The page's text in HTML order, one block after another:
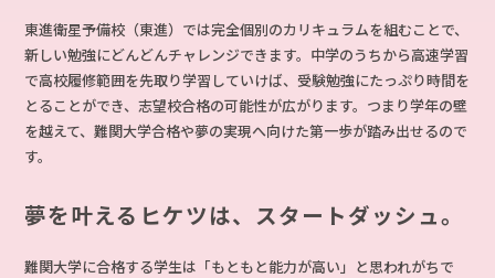
東進衛星予備校（東進）では完全個別のカリキュラムを組むことで、
新しい勉強にどんどんチャレンジできます。中学のうちから高速学習
で高校履修範囲を先取り学習していけば、受験勉強にたっぷり時間を
とることができ、志望校合格の可能性が広がります。つまり学年の壁
を越えて、難関大学合格や夢の実現へ向けた第一歩が踏み出せるので
す。
夢を叶えるヒケツは、スタートダッシュ。
難関大学に合格する学生は「もともと能力が高い」と思われがちで